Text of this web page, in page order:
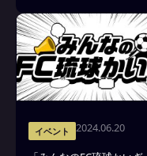
イベント 2024.06.20